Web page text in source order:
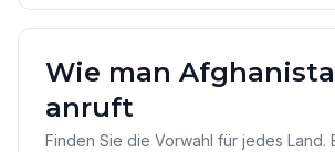
Wie man
anruft
Finden Sie die Vorwahl für jedes Land.